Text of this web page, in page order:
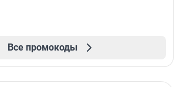
Все промокоды